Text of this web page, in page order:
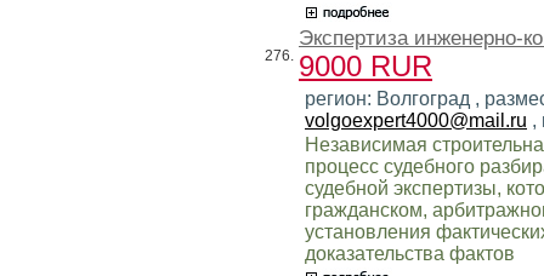
276.
Экспертиза инженерно-
9000 RUR
регион: Волгоград ,
volgoexpert4000@mail.ru ,
Независимая
процесс судебного
судебной экспертизы,
гражданском,
установления
доказательства фактов